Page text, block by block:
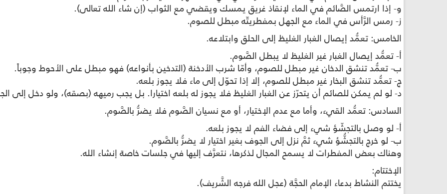
و- إذا ارتمس الصَّائم في الماء لإنقاذ غريق يمسك ويقضي مع الثواب (إن شاء الله تعالى).
ز- رمس الرَّأس في الماء مع الجهل بمفطريتّه مبطل للصوم.
الخامس: تعمُّد إيصال الغبار الغليظ إلى الحلق وابتلاعه.
أ- تعمُّد إيصال الغبار غير الغليظ لا يبطل الصَّوم.
ب- تعمُّد تنشق الدخان غير مبطل للصوم، وأمّا شرب الأدخنة (التدخين بأنواعه) فهو مبطل على الأحوط وجوباً.
ج- تعمُّد تنشق البخار غير مبطل للصوم، إلا إذا تحوّل إلى ماء فلا يجوز بلعه.
د- لو لم يمكن للصائم أن يتحرّز عن الغبار الغليظ فلا يجوز له بلعه اختيارا. بل يجب رميهه (بصقه)، ولو دخل إلى
السادس: تعمُّد القيء، وأما مع عدم الإختيار، أو مع نسيان الصَّوم فلا يضرُّ بالصَّوم.
أ- لو وصل بالتجشّؤ شيء إلى فضاء الفم لا يجوز بلعه.
ب- لو خرج بالتجشُّؤ شيء ثمَّ نزل إلى الجوف بغير اختيار لا يضرُّ بالصَّوم.
وهناك بعض المفطرات لا يسمح المجال لذكرها، نتعرَّف إليها في جلسات خاصة إنشاء الله.
الإختتام:
يختتم النشاط بدعاء الإمام الحجَّة (عجل الله فرجه الشَّريف).